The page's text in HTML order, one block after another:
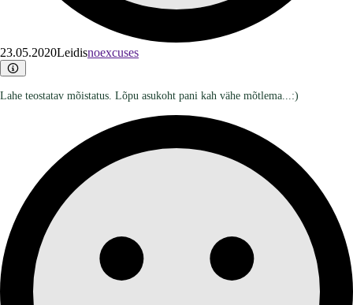
23.05.2020Leidisnoexcuses
Lahe teostatav mõistatus. Lõpu asukoht pani kah vähe mõtlema...:)